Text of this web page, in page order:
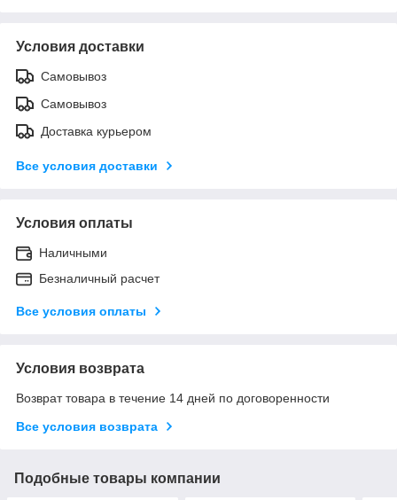
Условия доставки
Самовывоз
Самовывоз
Доставка курьером
Все условия доставки
Условия оплаты
Наличными
Безналичный расчет
Все условия оплаты
Условия возврата
Возврат товара в течение 14 дней по договоренности
Все условия возврата
Подобные товары компании